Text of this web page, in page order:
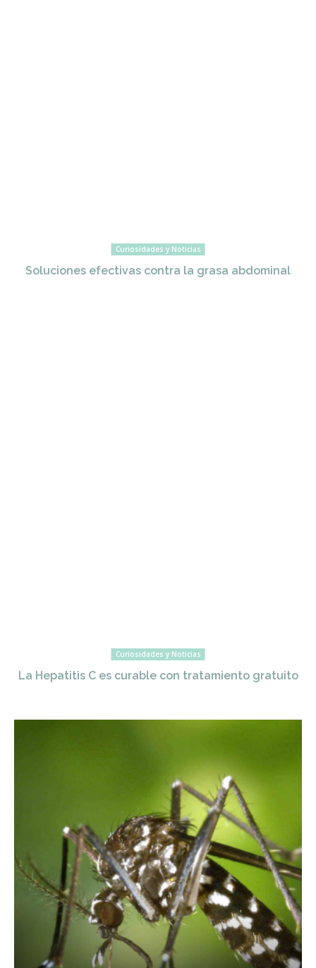
Curiosidades y Noticias
Soluciones efectivas contra la grasa abdominal
Curiosidades y Noticias
La Hepatitis C es curable con tratamiento gratuito